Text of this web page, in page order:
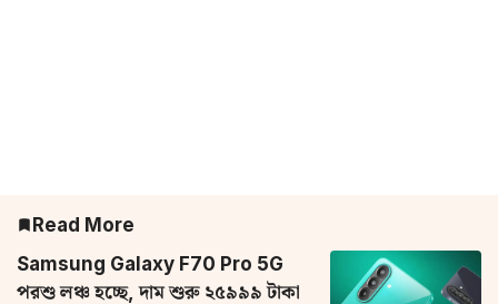
Read More
Samsung Galaxy F70 Pro 5G
পরশু লঞ্চ হচ্ছে, দাম শুরু ২৫৯৯৯ টাকা